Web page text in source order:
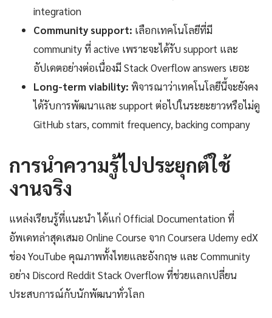
integration
Community support: เลือกเทคโนโลยีที่มี
community ที่ active เพราะจะได้รับ support และ
อัปเดตอย่างต่อเนื่องมี Stack Overflow answers เยอะ
Long-term viability: พิจารณาว่าเทคโนโลยีนี้จะยังคง
ได้รับการพัฒนาและ support ต่อไปในระยะยาวหรือไม่ดู
GitHub stars, commit frequency, backing company
การนำความรู้ไปประยุกต์ใช้
งานจริง
แหล่งเรียนรู้ที่แนะนำ ได้แก่ Official Documentation ที่
อัพเดทล่าสุดเสมอ Online Course จาก Coursera Udemy edX
ช่อง YouTube คุณภาพทั้งไทยและอังกฤษ และ Community
อย่าง Discord Reddit Stack Overflow ที่ช่วยแลกเปลี่ยน
ประสบการณ์กับนักพัฒนาทั่วโลก